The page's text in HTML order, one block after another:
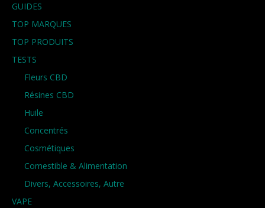
GUIDES
TOP MARQUES
TOP PRODUITS
TESTS
Fleurs CBD
Résines CBD
Huile
Concentrés
Cosmétiques
Comestible & Alimentation
Divers, Accessoires, Autre
VAPE